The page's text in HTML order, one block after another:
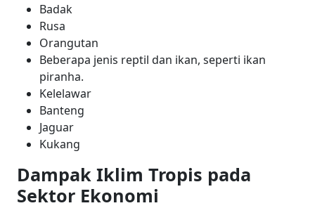
Badak
Rusa
Orangutan
Beberapa jenis reptil dan ikan, seperti ikan
piranha.
Kelelawar
Banteng
Jaguar
Kukang
Dampak Iklim Tropis pada
Sektor Ekonomi